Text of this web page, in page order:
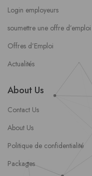
Login employeurs
soumettre une offre d’emploi
Offres d’Emploi
Actualités
About Us
Contact Us
About Us
Politique de confidentialité
Packages